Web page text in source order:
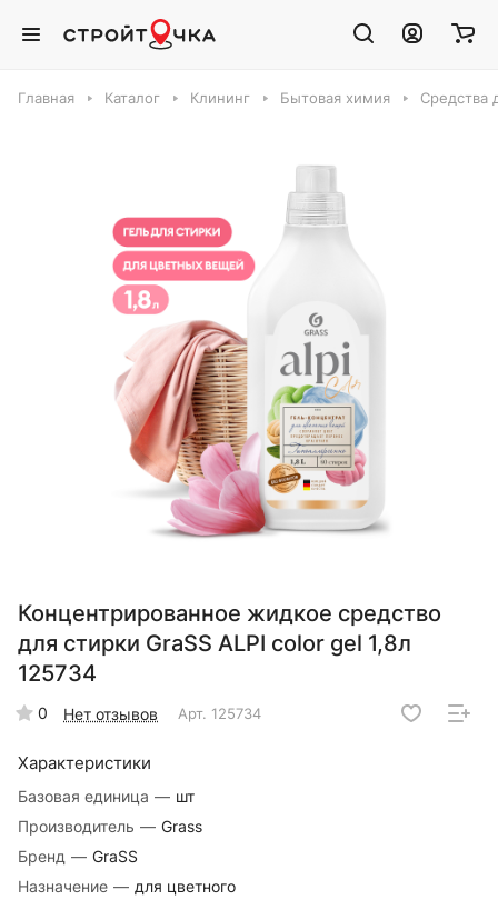
Главная Каталог Клининг Бытовая химия Средства
Концентрированное жидкое средство
для стирки GraSS ALPI color gel 1,8л
125734
0 Нет отзывов Арт. 125734
Характеристики
Базовая единица — шт
Производитель — Grass
Бренд — GraSS
Назначение — для цветного